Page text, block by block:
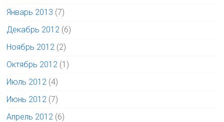
Январь 2013 (7)
Декабрь 2012 (6)
Ноябрь 2012 (2)
Октябрь 2012 (1)
Июль 2012 (4)
Июнь 2012 (7)
Апрель 2012 (6)